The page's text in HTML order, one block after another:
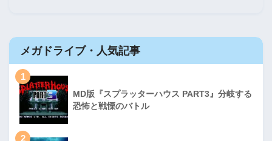
メガドライブ・人気記事
1
MD版『スプラッターハウス PART3』分岐する
恐怖と戦慄のバトル
2